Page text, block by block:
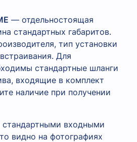
— отдельностоящая
стандартных габаритов.
тип установки
Для
стандартные шланги
входящие в комплект
наличие при получении
входными
видно на фотографиях